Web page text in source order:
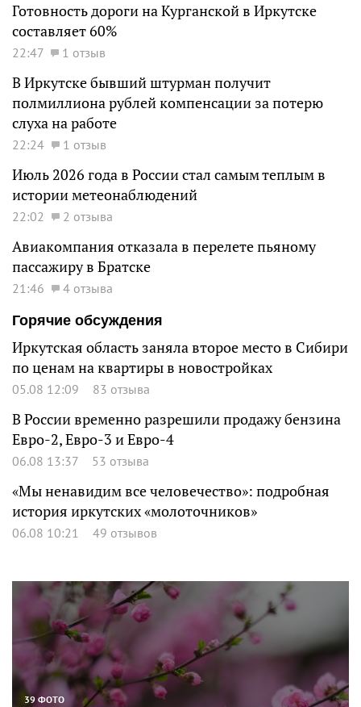
Готовность дороги на Курганской в Иркутске
составляет 60%
22:47 1 отзыв
В Иркутске бывший штурман получит
полмиллиона рублей компенсации за потерю
слуха на работе
22:24 1 отзыв
Июль 2026 года в России стал самым теплым в
истории метеонаблюдений
22:02 2 отзыва
Авиакомпания отказала в перелете пьяному
пассажиру в Братске
21:46
4 отзыва
Горячие обсуждения
Иркутская область заняла второе место в Сибири
по ценам на квартиры в новостройках
05.08 12:09 83 отзыва
В России временно разрешили продажу бензина
Евро-2, Евро-3 и Евро-4
06.08 13:37 53 отзыва
«Мы ненавидим все человечество»: подробная
история иркутских «молоточников»
06.08 10:21 49 отзывов
39 ФОТО